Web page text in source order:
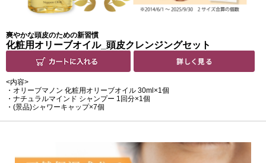
爽やかな頭皮のための新習慣
化粧用オリーブオイル_頭皮クレンジングセット
<内容>
・オリーブマノン 化粧用オリーブオイル 30ml×1個
・ナチュラルマインド シャンプー 1回分×1個
・(景品)シャワーキャップ×7個